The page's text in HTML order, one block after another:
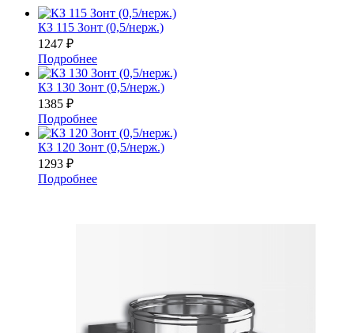
КЗ 115 Зонт (0,5/нерж.)
1247 ₽
Подробнее
КЗ 130 Зонт (0,5/нерж.)
1385 ₽
Подробнее
КЗ 120 Зонт (0,5/нерж.)
1293 ₽
Подробнее